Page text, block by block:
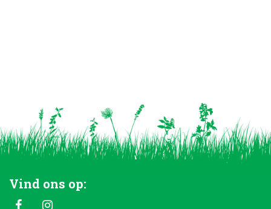
Vind ons op: